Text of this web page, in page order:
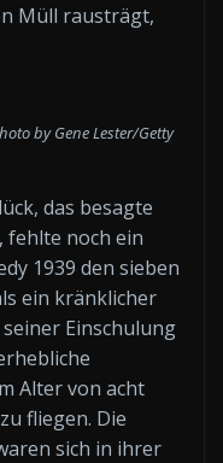
Müll rausträgt,
by Gene Lester/Getty
das besagte
fehlte noch ein
1939 den sieben
ein kränklicher
Einschulung
Alter von acht
fliegen. Die
sich in ihrer